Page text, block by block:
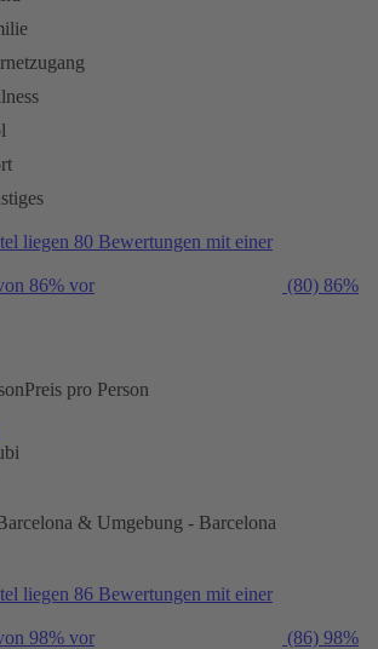
liegen 80 Bewertungen mit einer
86% vor (80) 86%
Preis pro Person
& Umgebung - Barcelona
liegen 86 Bewertungen mit einer
98% vor (86) 98%